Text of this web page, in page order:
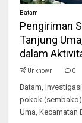
Batam
Pengiriman
Tanjung
dalam
Unknown 0
Batam,
pokok (sembako)
Uma, Kecamatan